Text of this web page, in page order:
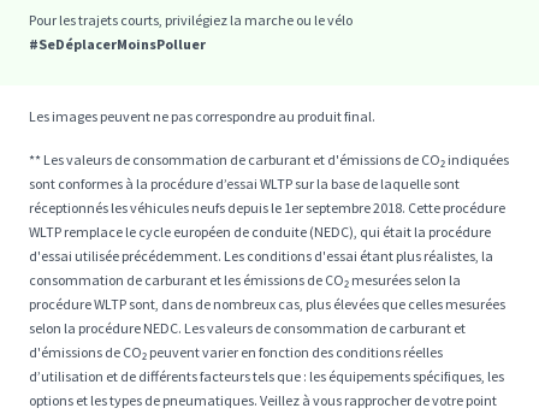
Pour les trajets courts, privilégiez la marche ou le vélo
#SeDéplacerMoinsPolluer
Les images peuvent ne pas correspondre au produit final.
** Les valeurs de consommation de carburant et d'émissions de CO₂ indiquées
sont conformes à la procédure d’essai WLTP sur la base de laquelle sont
réceptionnés les véhicules neufs depuis le 1er septembre 2018. Cette procédure
WLTP remplace le cycle européen de conduite (NEDC), qui était la procédure
d'essai utilisée précédemment. Les conditions d'essai étant plus réalistes, la
consommation de carburant et les émissions de CO₂ mesurées selon la
procédure WLTP sont, dans de nombreux cas, plus élevées que celles mesurées
selon la procédure NEDC. Les valeurs de consommation de carburant et
d'émissions de CO₂ peuvent varier en fonction des conditions réelles
d’utilisation et de différents facteurs tels que : les équipements spécifiques, les
options et les types de pneumatiques. Veillez à vous rapprocher de votre point